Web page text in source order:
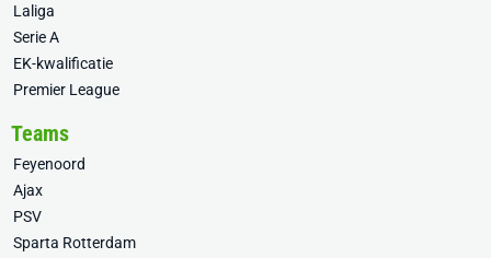
Laliga
Serie A
EK-kwalificatie
Premier League
Teams
Feyenoord
Ajax
PSV
Sparta Rotterdam